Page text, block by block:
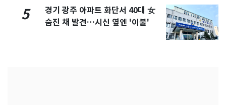
5
경기 광주 아파트 화단서 40대 女
숨진 채 발견…시신 옆엔 '이불'